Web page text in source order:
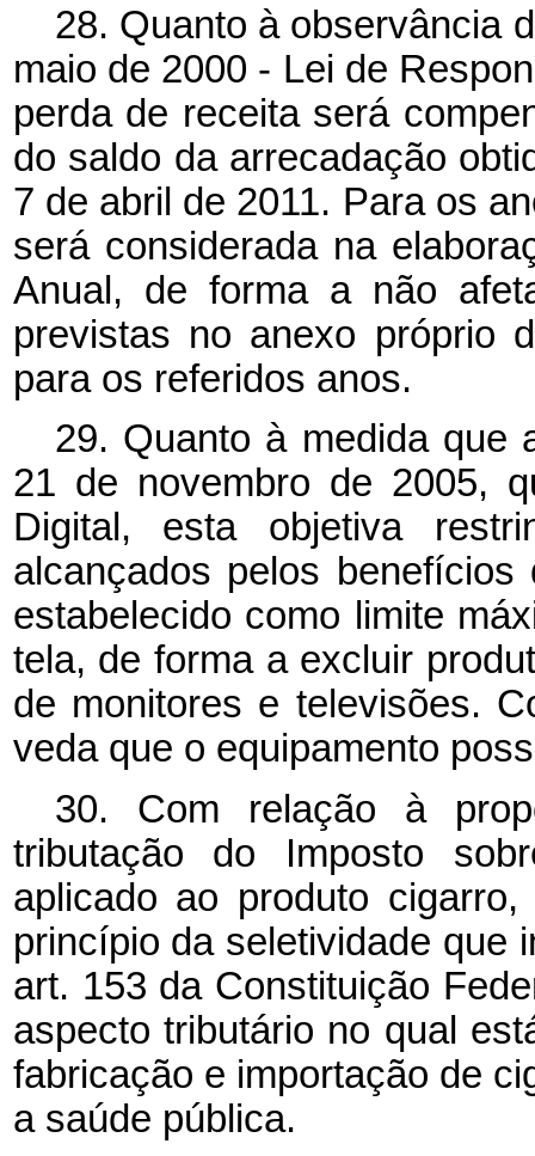
28. Quanto à observância
maio de 2000 - Lei de
perda de receita será
do saldo da arrecadação
7 de abril de 2011. Para os
será considerada na
Anual, de forma a não
previstas no anexo próprio
para os referidos anos.
29. Quanto à medida que
21 de novembro de 2005,
Digital, esta objetiva
alcançados pelos
estabelecido como limite
tela, de forma a excluir
de monitores e televisões.
veda que o equipamento
30. Com relação à
tributação do Imposto
aplicado ao produto
princípio da seletividade que
art. 153 da Constituição
aspecto tributário no qual
fabricação e importação de
a saúde pública.